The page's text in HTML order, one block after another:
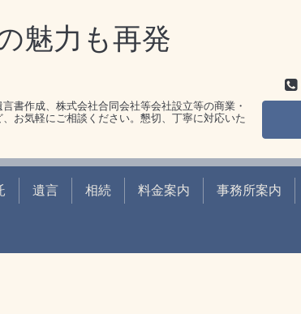
魅力も再発
書作成、株式会社合同会社等会社設立等の商業・
お気軽にご相談ください。懇切、丁寧に対応いた
遺言 相続 料金案内 事務所案内